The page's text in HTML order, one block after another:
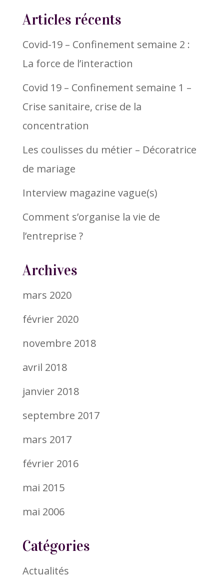
Articles récents
Covid-19 – Confinement semaine 2 :
La force de l’interaction
Covid 19 – Confinement semaine 1 –
Crise sanitaire, crise de la
concentration
Les coulisses du métier – Décoratrice
de mariage
Interview magazine vague(s)
Comment s’organise la vie de
l’entreprise ?
Archives
mars 2020
février 2020
novembre 2018
avril 2018
janvier 2018
septembre 2017
mars 2017
février 2016
mai 2015
mai 2006
Catégories
Actualités